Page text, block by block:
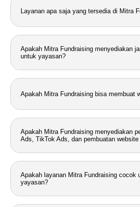
Layanan apa saja yang tersedia di Mitra
Apakah Mitra Fundraising menyediakan
untuk yayasan?
Apakah Mitra Fundraising bisa membuat
Apakah Mitra Fundraising menyediakan
Ads, TikTok Ads, dan pembuatan website
Apakah layanan Mitra Fundraising cocok
yayasan?